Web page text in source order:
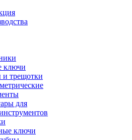
ключи
и трещотки
для
ключи